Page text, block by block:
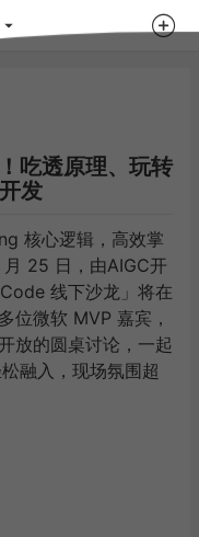
吃透原理、玩转
发
核心逻辑，高效掌
月 25 日，由AIGC开
线下沙龙」将在
位微软 MVP 嘉宾，
放的圆桌讨论，一起
融入，现场氛围超